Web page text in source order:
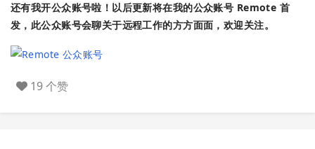
还有我开公众账号啦！以后更新将在我的公众账号 Remote 首
发，此公众账号会聊关于远程工作的方方面面，欢迎关注。
19 个赞